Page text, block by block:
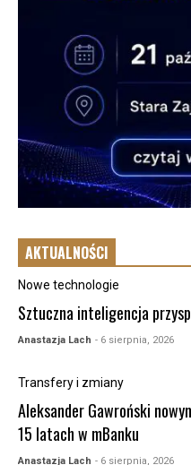
AKTUALNOŚCI
Nowe technologie
Sztuczna inteligencja
Anastazja Lach - 6 sierpnia, 2026
Transfery i zmiany
Aleksander Gawroński
15 latach w mBanku
Anastazja Lach - 6 sierpnia, 2026